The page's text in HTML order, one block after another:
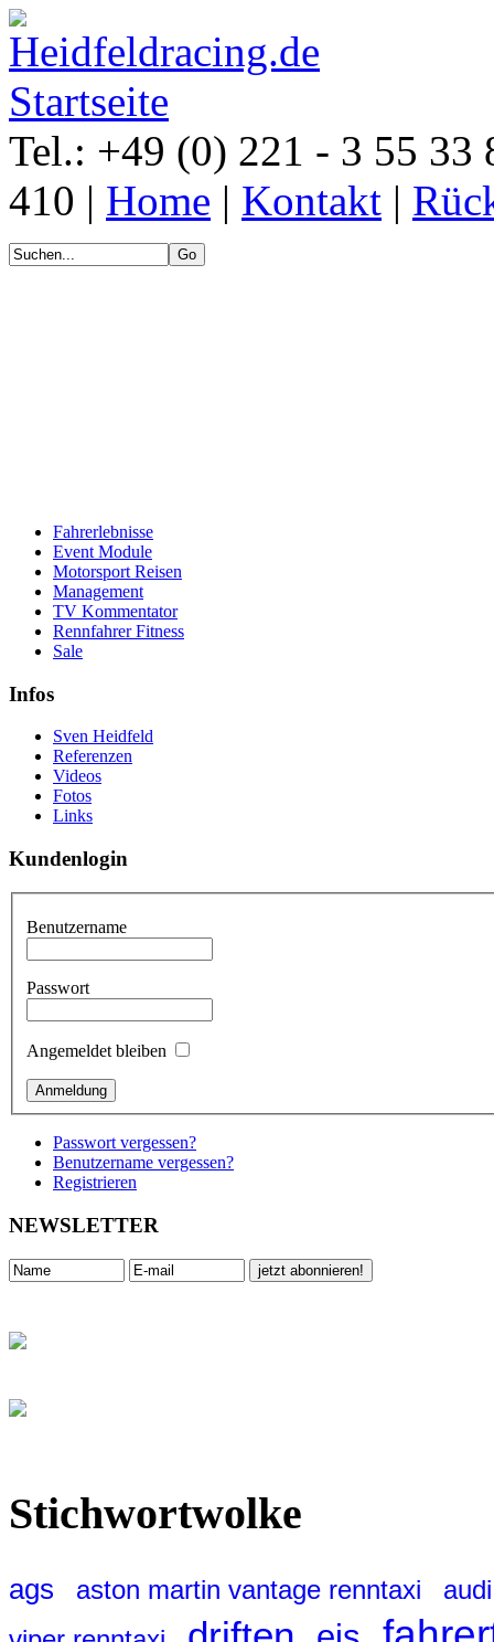
Tel.: +49 (0) 221 - 3 55 33
410 | Home | Kontakt |
Fahrerlebnisse
Event Module
Motorsport Reisen
Management
TV Kommentator
Rennfahrer Fitness
Sale
Infos
Sven Heidfeld
Referenzen
Videos
Fotos
Links
Kundenlogin
Benutzername
Passwort
Angemeldet bleiben
Passwort vergessen?
Benutzername vergessen?
Registrieren
NEWSLETTER
Stichwortwolke
ags aston martin vantage renntaxi